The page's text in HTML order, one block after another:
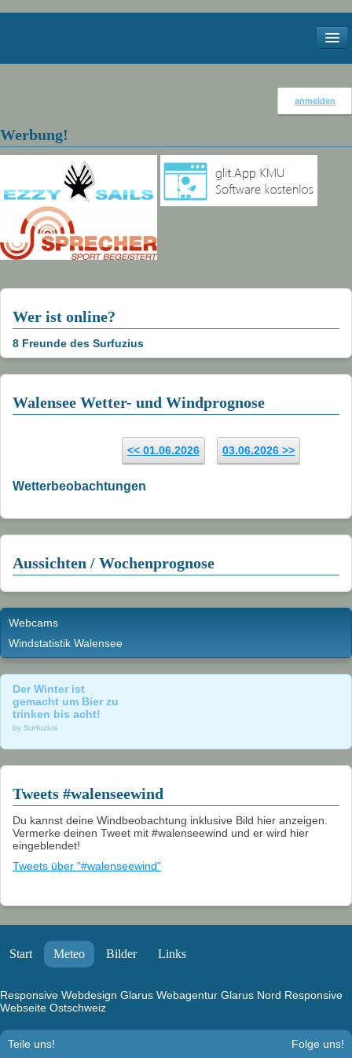
Meteo
Webcams
2012
2010
2004
Landschaft
anmelden
Werbung!
Wer ist online?
8 Freunde des Surfuzius
Walensee Wetter- und Windprognose
<< 01.06.2026 03.06.2026 >>
Wetterbeobachtungen
Aussichten / Wochenprognose
Webcams
Windstatistik Walensee
Der Winter ist
gemacht um Bier zu
trinken bis acht!
by Surfuzius
Tweets #walenseewind
Du kannst deine Windbeobachtung inklusive Bild hier anzeigen.
Vermerke deinen Tweet mit #walenseewind und er wird hier
eingeblendet!
Tweets über "#walenseewind"
Start Meteo Bilder Links
Responsive Webdesign Glarus Webagentur Glarus Nord Responsive
Webseite Ostschweiz
Teile uns! Folge uns!